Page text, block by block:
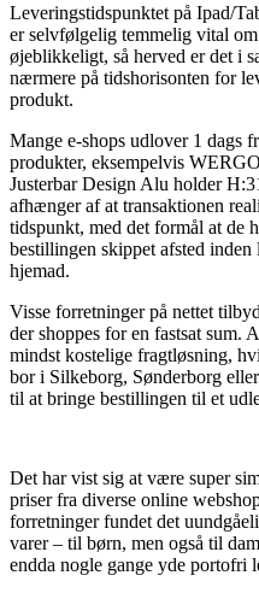
Leveringstidspunktet på Ipad/
er selvfølgelig temmelig vital
øjeblikkeligt, så herved er det i
nærmere på tidshorisonten for
produkt.
Mange e-shops udlover 1 dags
produkter, eksempelvis
Justerbar Design Alu holder
afhænger af at transaktionen
tidspunkt, med det formål at de
bestillingen skippet afsted
hjemad.
Visse forretninger på nettet
der shoppes for en fastsat sum.
mindst kostelige fragtløsning,
bor i Silkeborg, Sønderborg
til at bringe bestillingen til et
Det har vist sig at være super
priser fra diverse online
forretninger fundet det
varer – til børn, men også til
endda nogle gange yde portofri